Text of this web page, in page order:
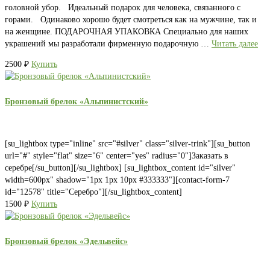
головной убор. Идеальный подарок для человека, связанного с
горами. Одинаково хорошо будет смотреться как на мужчине, так и
на женщине. ПОДАРОЧНАЯ УПАКОВКА Специально для наших
украшений мы разработали фирменную подарочную … Читать далее
2500 ₽ Купить
Бронзовый брелок «Альпинистский»
[su_lightbox type="inline" src="#silver" class="silver-trink"][su_button
url="#" style="flat" size="6" center="yes" radius="0"]Заказать в
серебре[/su_button][/su_lightbox] [su_lightbox_content id="silver"
width=600px" shadow="1px 1px 10px #333333"][contact-form-7
id="12578" title="Серебро"][/su_lightbox_content]
1500 ₽ Купить
Бронзовый брелок «Эдельвейс»